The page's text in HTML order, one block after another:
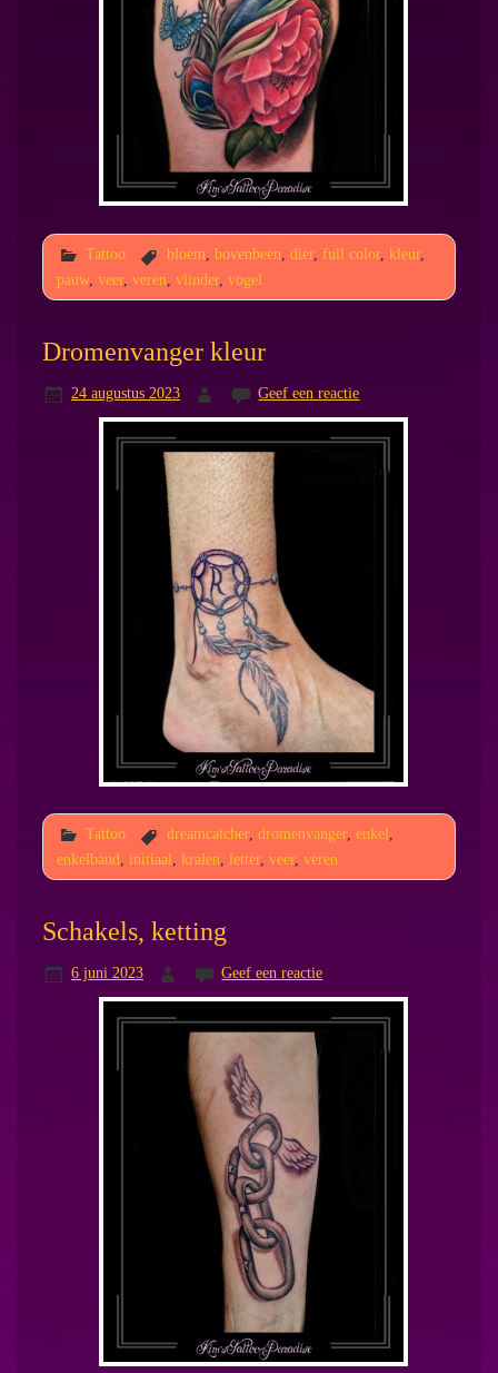
Tattoo bloem bovenbeen dier, full color, kleur,
pauw, veer, veren vlinder, vogel
Dromenvanger kleur
24 augustus 2023 Geef een reactie
Tattoo dreamcatcher, dromenvanger, enkel,
enkelband
initiaal kralen letter, veer, veren
Schakels, ketting
6 juni 2023 Geef een reactie